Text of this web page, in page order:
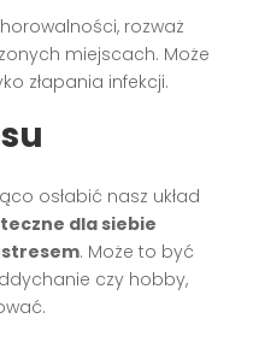
rozważ
miejscach. Może
złapania infekcji.
osłabić nasz układ
dla siebie
. Może to być
czy hobby,